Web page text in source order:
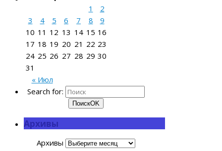
« Июл
1
2
3
4 5 6 7 8
9
10 11 12 13 14 15 16
17 18 19 20 21 22 23
24 25 26 27 28 29 30
31
Search for:
ПоискOK
Архивы
Архивы